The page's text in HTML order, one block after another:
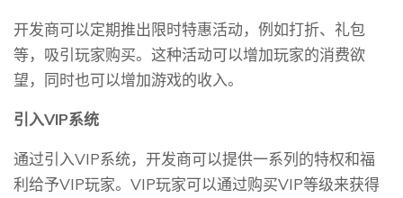
开发商可以定期推出限时特惠活动，例如打折、礼包
等，吸引玩家购买。这种活动可以增加玩家的消费欲
望，同时也可以增加游戏的收入。
引入VIP系统
通过引入VIP系统，开发商可以提供一系列的特权和福
利给予VIP玩家。VIP玩家可以通过购买VIP等级来获得